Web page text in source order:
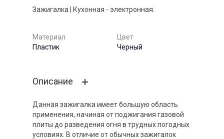
Зажигалка | Кухонная - электронная.
Материал
Пластик
Цвет
Черный
Описание
Данная зажигалка имеет большую область
применения, начиная от поджигания газовой
плиты до разведения огня в трудных погодных
условиях. В отличие от обычных зажигалок